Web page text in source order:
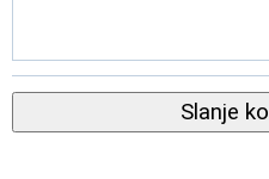
Slanje